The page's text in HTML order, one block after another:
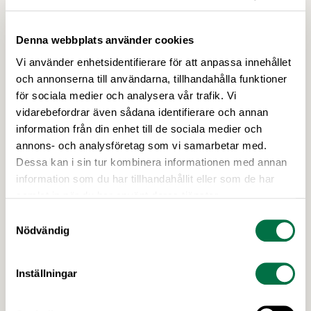
Denna webbplats använder cookies
Vi använder enhetsidentifierare för att anpassa innehållet
och annonserna till användarna, tillhandahålla funktioner
för sociala medier och analysera vår trafik. Vi
vidarebefordrar även sådana identifierare och annan
information från din enhet till de sociala medier och
annons- och analysföretag som vi samarbetar med.
Dessa kan i sin tur kombinera informationen med annan
information som du har tillhandahållit eller som de har
Nödvändig
Inställningar
Framsteg mot hållbar palmolja
26 NOVEMBER 2015
svenska livsmedelsprodukter ska vara
en rapport som presenterades på ett